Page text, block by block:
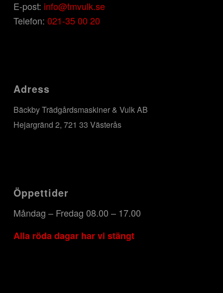
E-post: info@tmvulk.se
Telefon: 021-35 00 20
Adress
Bäckby Trädgårdsmaskiner & Vulk AB
Hejargränd 2, 721 33 Västerås
Öppettider
Måndag – Fredag 08.00 – 17.00
Alla röda dagar har vi stängt